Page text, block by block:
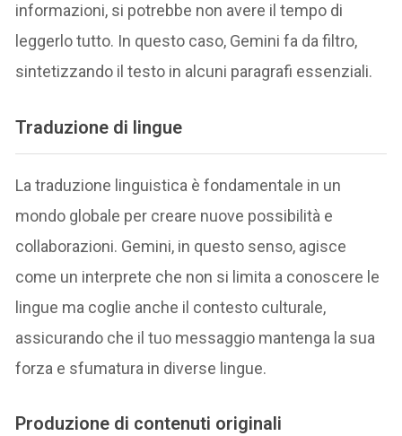
informazioni, si potrebbe non avere il tempo di
leggerlo tutto. In questo caso, Gemini fa da filtro,
sintetizzando il testo in alcuni paragrafi essenziali.
Traduzione di lingue
La traduzione linguistica è fondamentale in un
mondo globale per creare nuove possibilità e
collaborazioni. Gemini, in questo senso, agisce
come un interprete che non si limita a conoscere le
lingue ma coglie anche il contesto culturale,
assicurando che il tuo messaggio mantenga la sua
forza e sfumatura in diverse lingue.
Produzione di contenuti originali